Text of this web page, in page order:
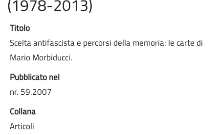
Titolo
Scelta antifascista e percorsi della memoria: le carte di
Mario Morbiducci.
Pubblicato nel
nr. 59.2007
Collana
Articoli